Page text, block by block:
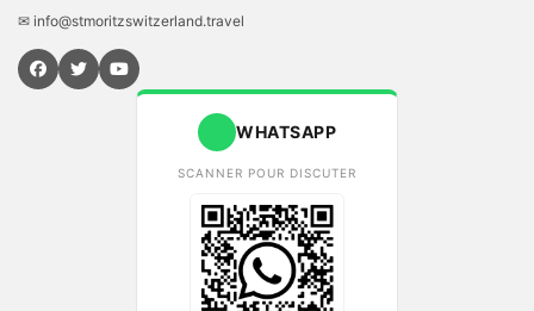
✉ info@stmoritzswitzerland.travel
WHATSAPP
SCANNER POUR DISCUTER